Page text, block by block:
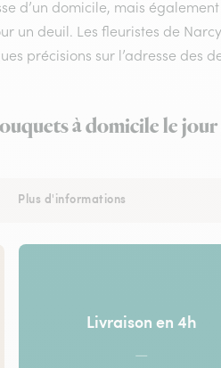
d’un domicile, mais
un deuil. Les fleuristes de
précisions sur l’adresse des
à domicile le
Plus d'informations
Livraison en 4h
—